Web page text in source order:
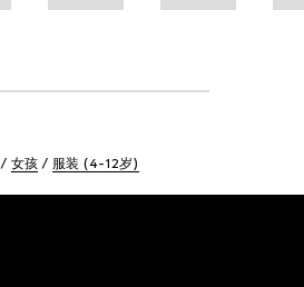
女孩 服装 (4-12岁)